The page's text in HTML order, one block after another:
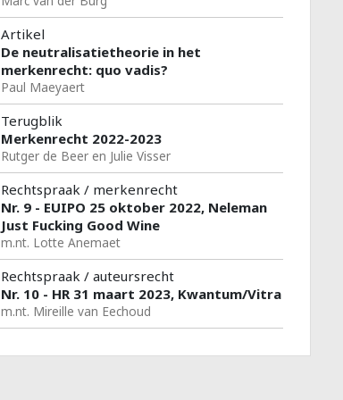
Artikel
De neutralisatietheorie in het
merkenrecht: quo vadis?
Paul Maeyaert
Terugblik
Merkenrecht 2022-2023
Rutger de Beer en Julie Visser
Rechtspraak / merkenrecht
Nr. 9 - EUIPO 25 oktober 2022, Neleman
Just Fucking Good Wine
m.nt. Lotte Anemaet
Rechtspraak / auteursrecht
Nr. 10 - HR 31 maart 2023, Kwantum/Vitra
m.nt. Mireille van Eechoud